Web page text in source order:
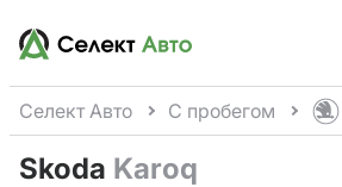
Селект Авто С пробегом
Skoda Karoq